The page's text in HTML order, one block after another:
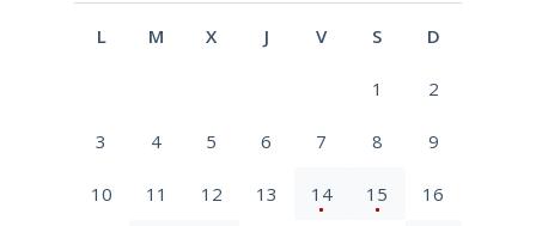
L M X J V S D
1 2
3 4 5 6 7 8 9
10 11 12 13 14 15 16